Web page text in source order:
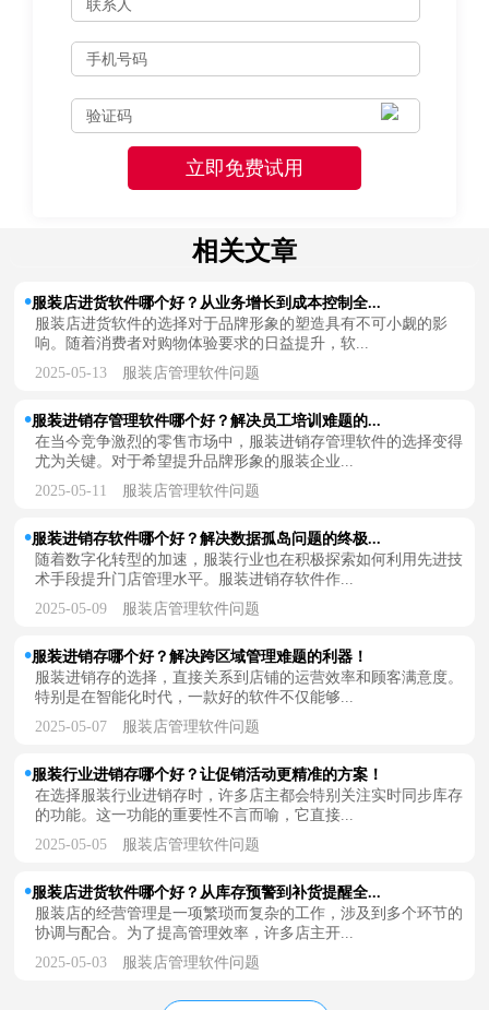
相关文章
服装店进货软件哪个好？从业务增长到成本控制全...
服装店进货软件的选择对于品牌形象的塑造具有不可小觑的影
响。随着消费者对购物体验要求的日益提升，软...
2025-05-13 服装店管理软件问题
服装进销存管理软件哪个好？解决员工培训难题的...
在当今竞争激烈的零售市场中，服装进销存管理软件的选择变得
尤为关键。对于希望提升品牌形象的服装企业...
2025-05-11 服装店管理软件问题
服装进销存软件哪个好？解决数据孤岛问题的终极...
随着数字化转型的加速，服装行业也在积极探索如何利用先进技
术手段提升门店管理水平。服装进销存软件作...
2025-05-09 服装店管理软件问题
服装进销存哪个好？解决跨区域管理难题的利器！
服装进销存的选择，直接关系到店铺的运营效率和顾客满意度。
特别是在智能化时代，一款好的软件不仅能够...
2025-05-07 服装店管理软件问题
服装行业进销存哪个好？让促销活动更精准的方案！
在选择服装行业进销存时，许多店主都会特别关注实时同步库存
的功能。这一功能的重要性不言而喻，它直接...
2025-05-05 服装店管理软件问题
服装店进货软件哪个好？从库存预警到补货提醒全...
服装店的经营管理是一项繁琐而复杂的工作，涉及到多个环节的
协调与配合。为了提高管理效率，许多店主开...
2025-05-03 服装店管理软件问题